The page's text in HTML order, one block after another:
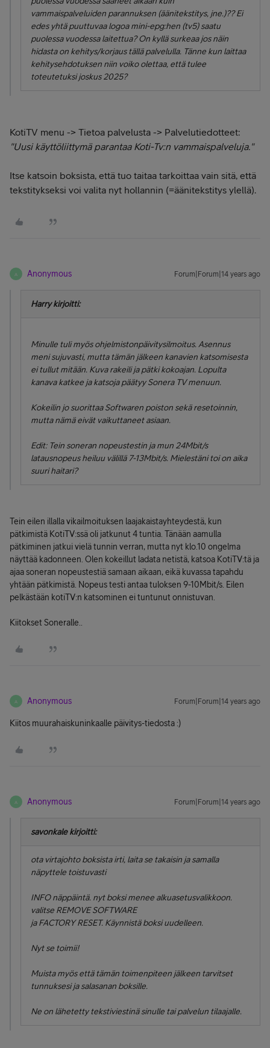
vammaispalveluiden parannuksen (äänitekstitys, jne.)?? Ei
edes yhtä puuttuvaa logoa mini-epg:hen (tv5) saatu
puolessa vuodessa laitettua? On kyllä surkeaa jos näin
hidasta on kehitys/korjaus tällä palvelulla. Tänne kun laittaa
kehitysehdotuksen niin voiko olettaa, että tulee
toteutetuksi joskus 2025?
KotiTV menu -> Tietoa palvelusta -> Palvelutiedotteet:
"Uusi käyttöliittymä parantaa Koti-Tv:n vammaispalveluja."
Itse katsoin boksista, että tuo taitaa tarkoittaa vain sitä, että
tekstitykseksi voi valita nyt hollannin (=äänitekstitys ylellä).
A Anonymous Forum|Forum|14 years ago
Harry kirjoitti:
Minulle tuli myös ohjelmistonpäivitysilmoitus. Asennus
meni sujuvasti, mutta tämän jälkeen kanavien katsomisesta
ei tullut mitään. Kuva rakeili ja pätki kokoajan. Lopulta
kanava katkee ja katsoja päätyy Sonera TV menuun.
Kokeilin jo suorittaa Softwaren poiston sekä resetoinnin,
mutta nämä eivät vaikuttaneet asiaan.
Edit: Tein soneran nopeustestin ja mun 24Mbit/s
latausnopeus heiluu välillä 7-13Mbit/s. Mielestäni toi on aika
suuri haitari?
Tein eilen illalla vikailmoituksen laajakaistayhteydestä, kun
pätkimistä KotiTV:ssä oli jatkunut 4 tuntia. Tänään aamulla
pätkiminen jatkui vielä tunnin verran, mutta nyt klo.10 ongelma
näyttää kadonneen. Olen kokeillut ladata netistä, katsoa KotiTV:tä ja
ajaa soneran nopeustestiä samaan aikaan, eikä kuvassa tapahdu
yhtään pätkimistä. Nopeus testi antaa tuloksen 9-10Mbit/s. Eilen
pelkästään kotiTV:n katsominen ei tuntunut onnistuvan.
Kiitokset Soneralle..
A Anonymous Forum|Forum|14 years ago
Kiitos muurahaiskuninkaalle päivitys-tiedosta :)
A Anonymous Forum|Forum|14 years ago
savonkale kirjoitti:
ota virtajohto boksista irti, laita se takaisin ja samalla
näpyttele toistuvasti
INFO näppäintä. nyt boksi menee alkuasetusvalikkoon.
valitse REMOVE SOFTWARE
ja FACTORY RESET. Käynnistä boksi uudelleen.
Nyt se toimii!
Muista myös että tämän toimenpiteen jälkeen tarvitset
tunnuksesi ja salasanan boksille.
Ne on lähetetty tekstiviestinä sinulle tai palvelun tilaajalle.